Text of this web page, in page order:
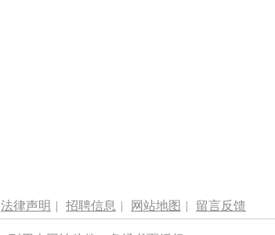
法律声明 | 招聘信息 | 网站地图 | 留言反馈